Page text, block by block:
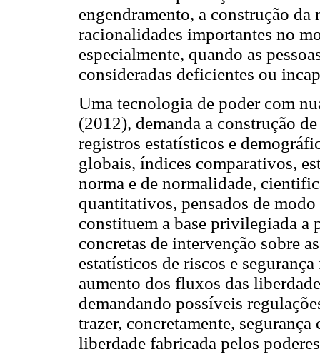
engendramento, a construção da
racionalidades importantes no
especialmente, quando as
consideradas deficientes ou
Uma tecnologia de poder com
(2012), demanda a construção
registros estatísticos e
globais, índices comparativos,
norma e de normalidade,
quantitativos, pensados de
constituem a base privilegiada a
concretas de intervenção sobre
estatísticos de riscos e
aumento dos fluxos das
demandando possíveis
trazer, concretamente,
liberdade fabricada pelos